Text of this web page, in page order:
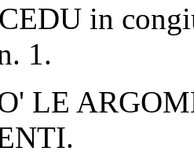
in
1.
LE